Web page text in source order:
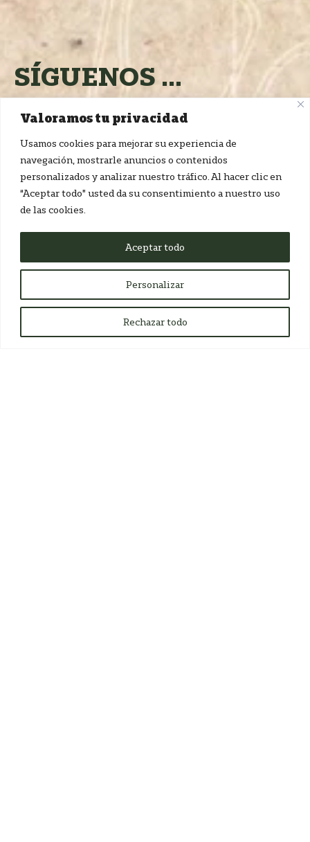
Valoramos tu privacidad
Usamos cookies para mejorar su experiencia de
navegación, mostrarle anuncios o contenidos
personalizados y analizar nuestro tráfico. Al hacer clic en
“Aceptar todo” usted da su consentimiento a nuestro uso
de las cookies.
Personalizar
Rechazar todo
Aceptar todo
SÍGUENOS ...
Y NO TE PIERDAS
NADA DE LA RUTA
DE CORRAL EN
NUESTRO
INSTAGRAM